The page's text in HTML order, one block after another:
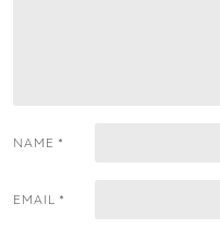
NAME *
EMAIL *